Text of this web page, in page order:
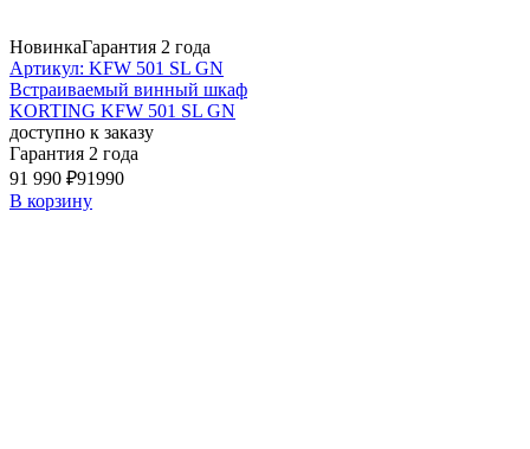
НовинкаГарантия 2 года
Артикул: KFW 501 SL GN
Встраиваемый винный шкаф
KORTING KFW 501 SL GN
доступно к заказу
Гарантия 2 года
91 990 ₽91990
В корзину